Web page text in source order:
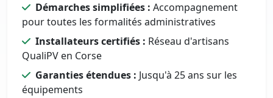
Démarches simplifiées : Accompagnement
pour toutes les formalités administratives
Installateurs certifiés : Réseau d'artisans
QualiPV en Corse
Garanties étendues : Jusqu'à 25 ans sur les
équipements